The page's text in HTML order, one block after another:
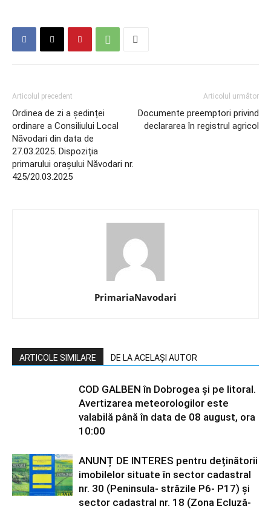
Articolul precedent
Ordinea de zi a ședinței
ordinare a Consiliului Local
Năvodari din data de
27.03.2025. Dispoziția
primarului orașului Năvodari nr.
425/20.03.2025
Articolul următor
Documente preemptori privind
declararea în registrul agricol
PrimariaNavodari
ARTICOLE SIMILARE DE LA ACELAȘI AUTOR
COD GALBEN în Dobrogea și pe litoral.
Avertizarea meteorologilor este
valabilă până în data de 08 august, ora
10:00
ANUNȚ DE INTERES pentru deținătorii
imobilelor situate în sector cadastral
nr. 30 (Peninsula- străzile P6- P17) și
sector cadastral nr. 18 (Zona Ecluză-